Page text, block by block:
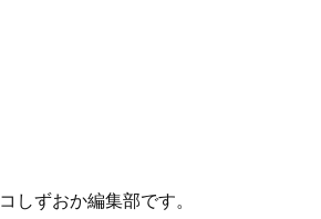
しずおか編集部です。